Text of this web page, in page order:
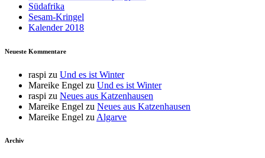
Südafrika
Sesam-Kringel
Kalender 2018
Neueste Kommentare
raspi zu Und es ist Winter
Mareike Engel zu Und es ist Winter
raspi zu Neues aus Katzenhausen
Mareike Engel zu Neues aus Katzenhausen
Mareike Engel zu Algarve
Archiv